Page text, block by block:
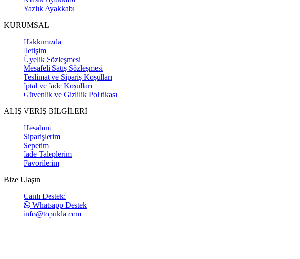
Yazlık Ayakkabı
KURUMSAL
Hakkımızda
İletişim
Üyelik Sözleşmesi
Mesafeli Satış Sözleşmesi
Teslimat ve Sipariş Koşulları
İptal ve İade Koşulları
Güvenlik ve Gizlilik Politikası
ALIŞ VERİŞ BİLGİLERİ
Hesabım
Siparişlerim
Sepetim
İade Taleplerim
Favorilerim
Bize Ulaşın
Canlı Destek:
Whatsapp Destek
info@topukla.com